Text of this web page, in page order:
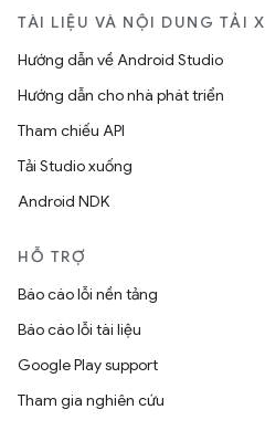
TÀI LIỆU VÀ NỘI DUNG TẢI
Hướng dẫn về Android Studio
Hướng dẫn cho nhà phát triển
Tham chiếu API
Tải Studio xuống
Android NDK
HỖ TRỢ
Báo cáo lỗi nền tảng
Báo cáo lỗi tài liệu
Google Play support
Tham gia nghiên cứu